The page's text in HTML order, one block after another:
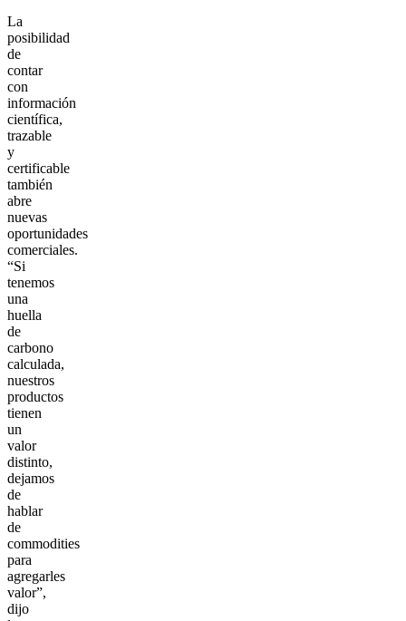
La
posibilidad
de
contar
con
información
científica,
trazable
y
certificable
también
abre
nuevas
oportunidades
comerciales.
“Si
tenemos
una
huella
de
carbono
calculada,
nuestros
productos
tienen
un
valor
distinto,
dejamos
de
hablar
de
commodities
para
agregarles
valor”,
dijo